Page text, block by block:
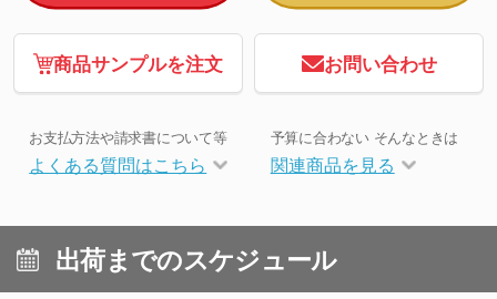
商品サンプルを注文 お問い合わせ
お支払方法や請求書について等
よくある質問はこちら
予算に合わない そんなときは
関連商品を見る
出荷までのスケジュール